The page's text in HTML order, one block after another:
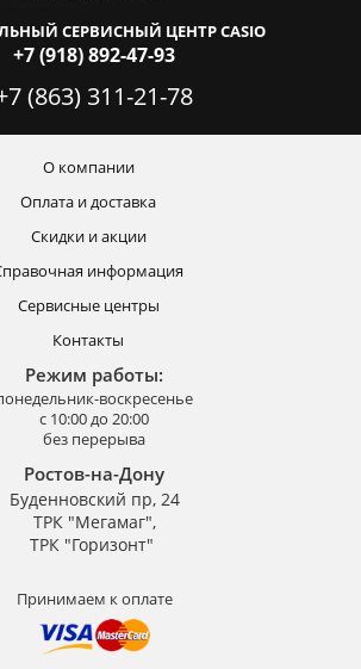
СЕРВИСНЫЙ ЦЕНТР CASIO
+7 (918) 892-47-93
(863) 311-21-78
О компании
Оплата и доставка
Скидки и акции
информация
Сервисные центры
Контакты
Режим работы:
воскресенье
с 10:00 до 20:00
без перерыва
Ростов-на-Дону
Буденновский пр, 24
ТРК "Мегамаг",
ТРК "Горизонт"
Принимаем к оплате